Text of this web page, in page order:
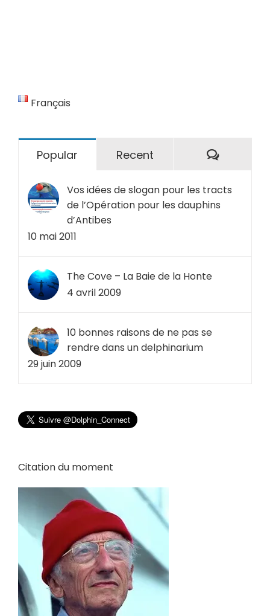
Français
Popular Recent
Vos idées de slogan pour les tracts
de l’Opération pour les dauphins
d’Antibes
10 mai 2011
The Cove – La Baie de la Honte
4 avril 2009
10 bonnes raisons de ne pas se
rendre dans un delphinarium
29 juin 2009
Citation du moment